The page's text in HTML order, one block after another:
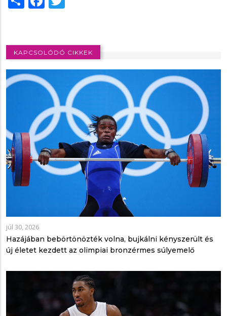
KAPCSOLÓDÓ CIKKEK
júl 30, 2026
Hazájában bebörtönözték volna, bujkálni kényszerült és
új életet kezdett az olimpiai bronzérmes súlyemelő